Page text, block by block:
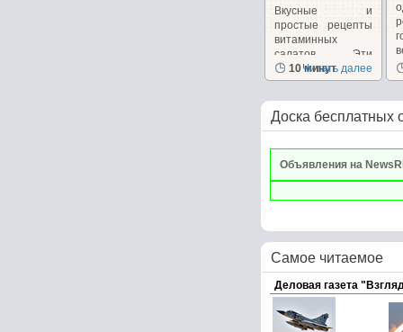
Вкусные и
простые рецепты
витаминных
салатов. Эти
салаты очень
вкусные сами...
10 минут
Читать далее
Доска бесплатных
Объявления на
Самое читаемое